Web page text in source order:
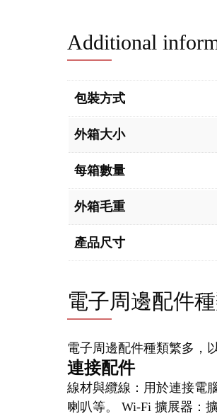
Additional
包裝方式
外箱大小
每箱數量
外箱毛重
產品尺寸
電子周邊配件
電子周邊配件種類繁多，
連接配件
線材與纜線：用於連接電
喇叭等。 Wi-Fi 擴展器：